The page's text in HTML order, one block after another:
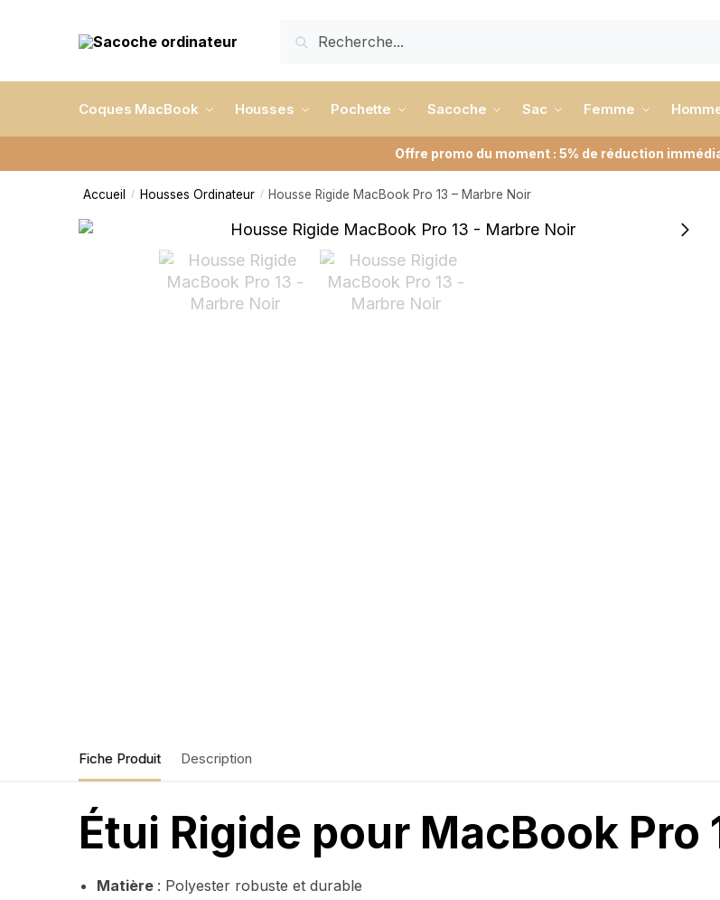
Coques MacBook Housses Pochette Sacoche Sac Femme
Offre promo du moment : 5% de réduction
Accueil / Housses Ordinateur / Housse Rigide MacBook Pro 13 – Marbre Noir
Fiche Produit Description
Étui Rigide pour MacBook Pro
Matière : Polyester robuste et durable